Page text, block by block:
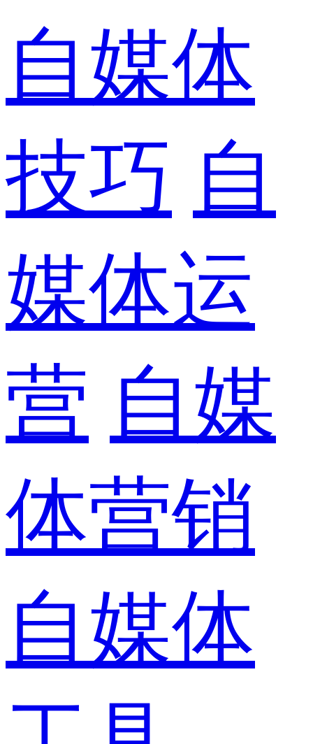
自媒体
技巧 自
媒体运
营 自媒
体营销
自媒体